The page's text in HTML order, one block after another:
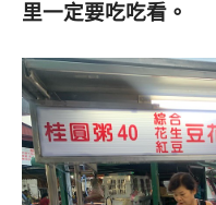
里一定要吃吃看。